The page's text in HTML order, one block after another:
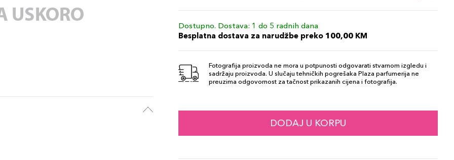
Dostupno. Dostava: 1 do 5 radnih dana
Besplatna dostava za narudžbe preko 100,00 KM
Fotografija proizvoda ne mora u potpunosti odgovarati stvarnom izgledu i
sadržaju proizvoda. U slučaju tehničkih pogrešaka Plaza parfumerija ne
preuzima odgovornost za tačnost prikazanih cijena i fotografija.
DODAJ U KORPU